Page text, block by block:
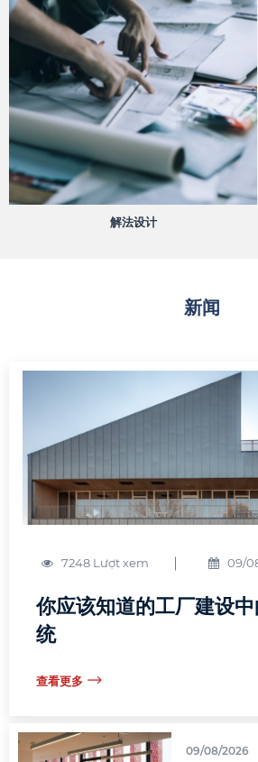
解法设计
新闻
7248 Lượt xem 09/
你应该知道的工厂建设
统
查看更多
09/08/2026